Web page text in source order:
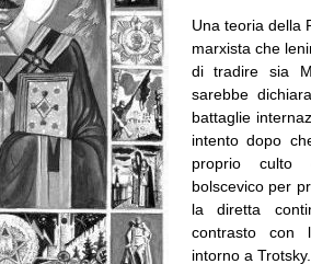
Una teoria della
marxista che
di tradire sia
sarebbe
battaglie
intento dopo
proprio culto
bolscevico per
la diretta
contrasto con
intorno a Trotsky.